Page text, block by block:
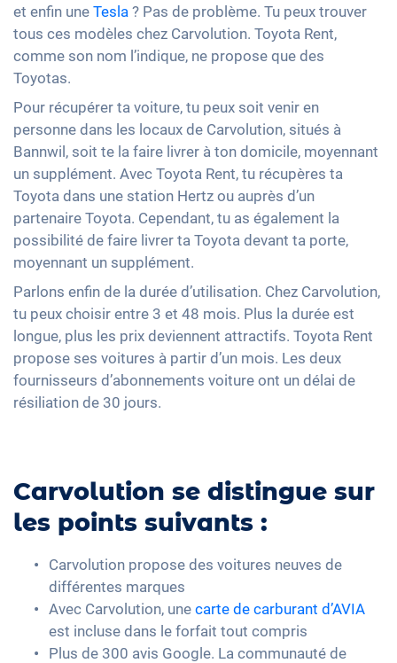
et enfin une Tesla ? Pas de problème. Tu peux trouver
tous ces modèles chez Carvolution. Toyota Rent,
comme son nom l’indique, ne propose que des
Toyotas.
Pour récupérer ta voiture, tu peux soit venir en
personne dans les locaux de Carvolution, situés à
Bannwil, soit te la faire livrer à ton domicile, moyennant
un supplément. Avec Toyota Rent, tu récupères ta
Toyota dans une station Hertz ou auprès d’un
partenaire Toyota. Cependant, tu as également la
possibilité de faire livrer ta Toyota devant ta porte,
moyennant un supplément.
Parlons enfin de la durée d’utilisation. Chez Carvolution,
tu peux choisir entre 3 et 48 mois. Plus la durée est
longue, plus les prix deviennent attractifs. Toyota Rent
propose ses voitures à partir d’un mois. Les deux
fournisseurs d’abonnements voiture ont un délai de
résiliation de 30 jours.
Carvolution se distingue sur
les points suivants :
Carvolution propose des voitures neuves de
différentes marques
Avec Carvolution, une carte de carburant d’AVIA
est incluse dans le forfait tout compris
Plus de 300 avis Google. La communauté de